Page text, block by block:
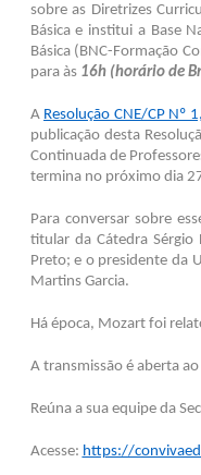
sobre as Diretrizes
Básica e institui a Base
Básica (BNC-Formação
para às 16h (horário de
A Resolução CNE/CP Nº
publicação desta
Continuada de
termina no próximo dia
Para conversar sobre
titular da Cátedra Sérgio
Preto; e o presidente da
Martins Garcia.
Há época, Mozart foi
A transmissão é aberta
Reúna a sua equipe da
Acesse: https://